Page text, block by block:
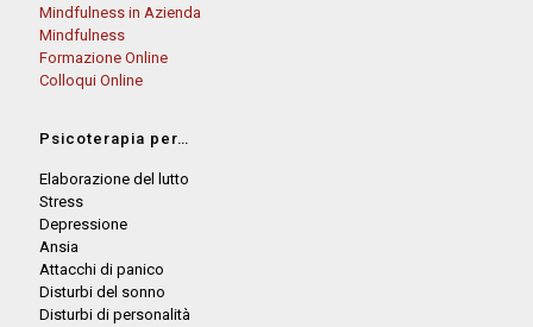
Mindfulness in Azienda
Mindfulness
Formazione Online
Colloqui Online
Psicoterapia per…
Elaborazione del lutto
Stress
Depressione
Ansia
Attacchi di panico
Disturbi del sonno
Disturbi di personalità